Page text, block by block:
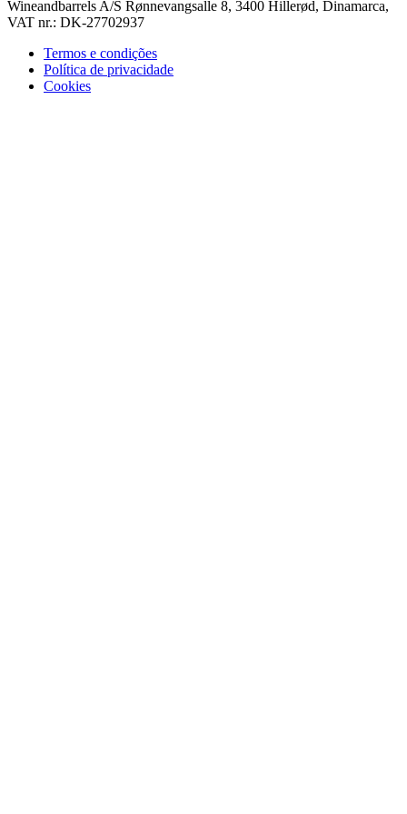
Wineandbarrels A/S Rønnevangsalle 8, 3400 Hillerød, Dinamarca,
VAT nr.: DK-27702937
Termos e condições
Política de privacidade
Cookies